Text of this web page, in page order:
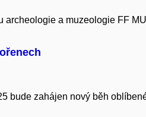
archeologie a muzeologie FF
bude zahájen nový běh